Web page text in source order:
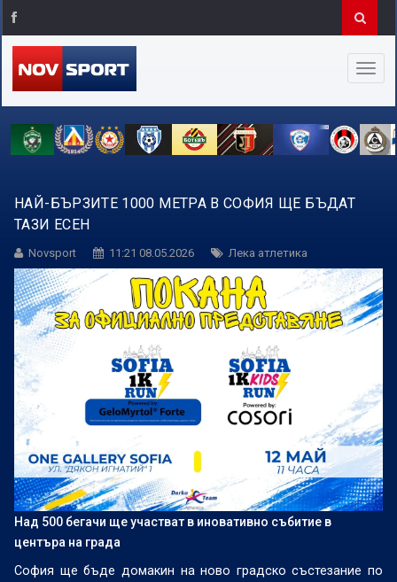
НАЙ-БЪРЗИТЕ 1000 МЕТРА В СОФИЯ ЩЕ БЪДАТ
ТАЗИ ЕСЕН
Novsport 11:21 08.05.2026 Лека атлетика
Над 500 бегачи ще участват в иновативно събитие в
центъра на града
София ще бъде домакин на ново градско състезание по